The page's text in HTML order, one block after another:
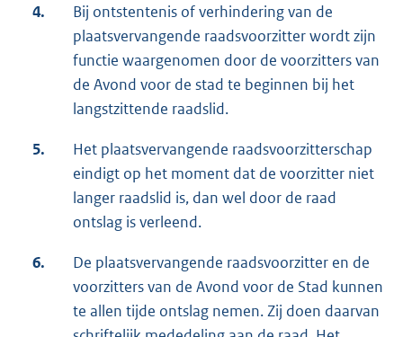
4.
Bij ontstentenis of verhindering van de
plaatsvervangende raadsvoorzitter wordt zijn
functie waargenomen door de voorzitters van
de Avond voor de stad te beginnen bij het
langstzittende raadslid.
5.
Het plaatsvervangende raadsvoorzitterschap
eindigt op het moment dat de voorzitter niet
langer raadslid is, dan wel door de raad
ontslag is verleend.
6.
De plaatsvervangende raadsvoorzitter en de
voorzitters van de Avond voor de Stad kunnen
te allen tijde ontslag nemen. Zij doen daarvan